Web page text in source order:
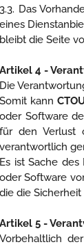
3.3. Das
eines
bleibt die Seite
Artikel 4 -
Die
Somit kann
oder Software
für den Verlust
verantwortlich
Es ist Sache
oder Software
die die
Artikel 5 -
Vorbehaltlich